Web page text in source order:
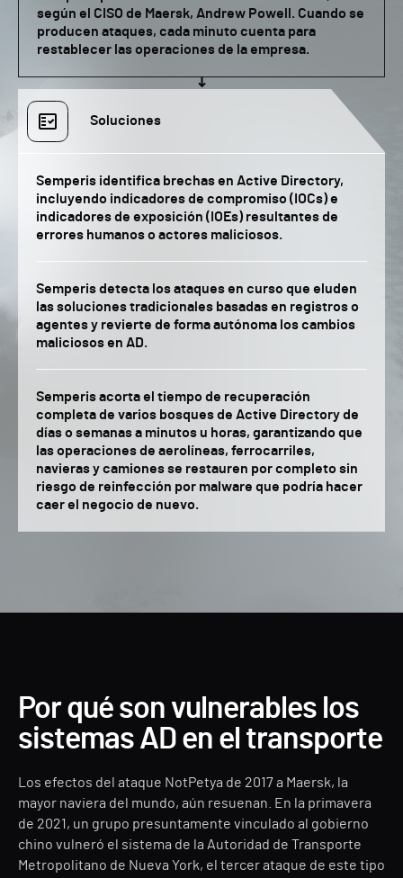
Soluciones
Semperis identifica brechas en Active Directory,
incluyendo indicadores de compromiso (IOCs) e
indicadores de exposición (IOEs) resultantes de
errores humanos o actores maliciosos.
Semperis detecta los ataques en curso que eluden
las soluciones tradicionales basadas en registros o
agentes y revierte de forma autónoma los cambios
maliciosos en AD.
según el CISO de Maersk, Andrew Powell. Cuando se
producen ataques, cada minuto cuenta para
restablecer las operaciones de la empresa.
Semperis acorta el tiempo de recuperación
completa de varios bosques de Active Directory de
días o semanas a minutos u horas, garantizando que
las operaciones de aerolíneas, ferrocarriles,
navieras y camiones se restauren por completo sin
riesgo de reinfección por malware que podría hacer
caer el negocio de nuevo.
Por qué son vulnerables los
sistemas AD en el transporte
Los efectos del ataque NotPetya de 2017 a Maersk, la
mayor naviera del mundo, aún resuenan. En la primavera
de 2021, un grupo presuntamente vinculado al gobierno
chino vulneró el sistema de la Autoridad de Transporte
Metropolitano de Nueva York, el tercer ataque de este tipo